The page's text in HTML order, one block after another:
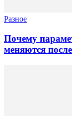
Разное
Почему
меняются